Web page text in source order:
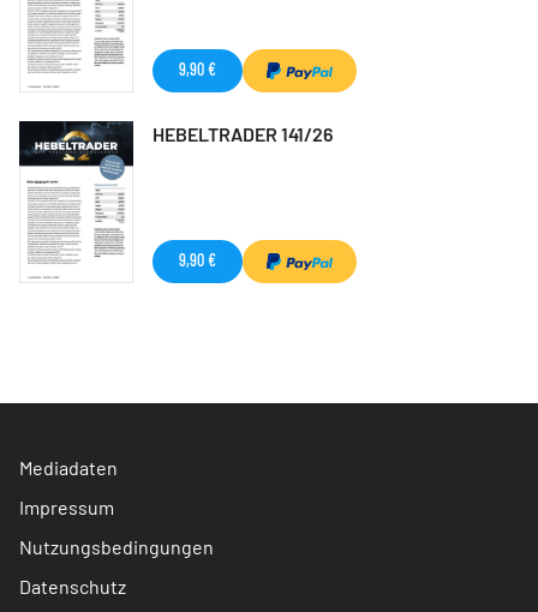
9,90 €
HEBELTRADER 141/26
9,90 €
Mediadaten
Impressum
Nutzungsbedingungen
Datenschutz